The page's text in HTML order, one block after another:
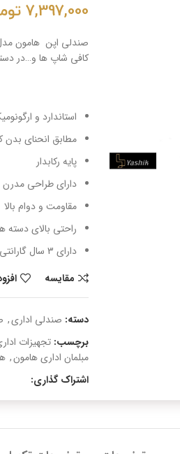
7,397,000
کافی شاپ ها و…در
استاندارد و
مطابق انحنای بدن
پایه رکابدار
دارای طراحی مدرن
مقاومت و دوام بالا
راحتی بالای دسته
دارای 3 سال گارانتی
مقایسه
دسته: صندلی اداری,
برچسب: تجهیزات
مبلمان اداری هامون,
اشتراک گذاری: